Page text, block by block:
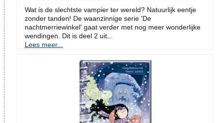
Wat is de slechtste vampier ter wereld? Natuurlijk eentje
zonder tanden! De waanzinnige serie 'De
nachtmerriewinkel' gaat verder met nog meer wonderlijke
wendingen. Dit is deel 2 uit...
Lees meer...